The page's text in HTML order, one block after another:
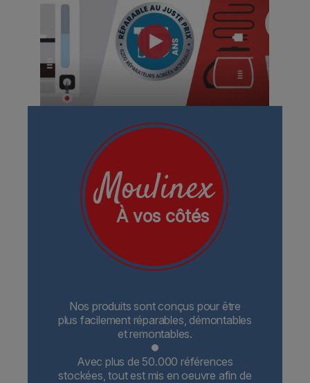
Moulinex
À vos côtés
Nos produits sont conçus pour être
plus facilement réparables, démontables
et remontables.
Avec plus de 50.000 références
stockées, tout est mis en oeuvre afin de